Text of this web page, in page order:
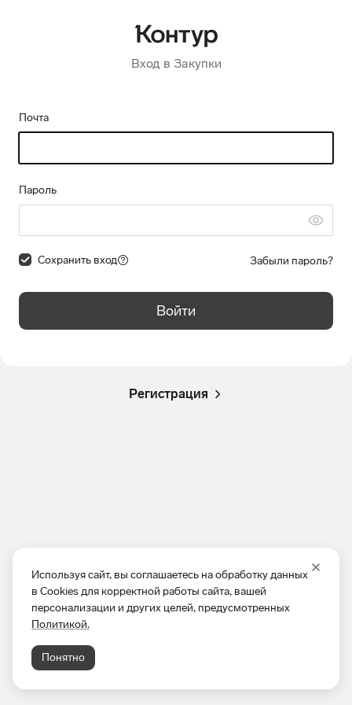
Используя сайт, вы соглашаетесь на обработку данных
в Cookies для корректной работы сайта, вашей
персонализации и других целей, предусмотренных
Политикой.
Понятно
Вход в Закупки
Почта
Пароль
Сохранить вход Забыли пароль?
Войти
Регистрация